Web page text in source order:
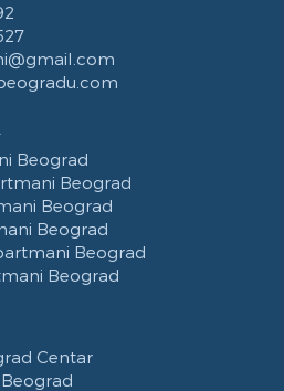
Beograd
Beograd
Beograd
Beograd
Beograd
Beograd
Centar